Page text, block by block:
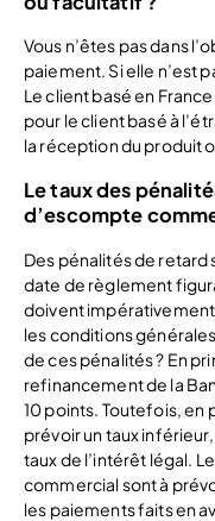
Vous n’êtes pas dans
paiement. Si elle n’est
Le client basé en
pour le client basé à
la réception du produit
Le taux des
d’escompte
Des pénalités de retard
date de règlement
doivent impérativement
les conditions
de ces pénalités ? En
refinancement de la
10 points. Toutefois,
prévoir un taux
taux de l’intérêt légal.
commercial sont à
les paiements faits en